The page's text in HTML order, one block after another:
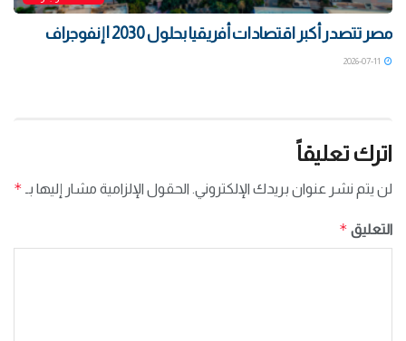
مصر تتصدر أكبر اقتصادات أفريقيا بحلول 2030 | إنفوجراف
اترك تعليقاً
لن يتم نشر عنوان بريدك الإلكتروني. الحقول الإلزامية مشار إليها بـ *
التعليق *